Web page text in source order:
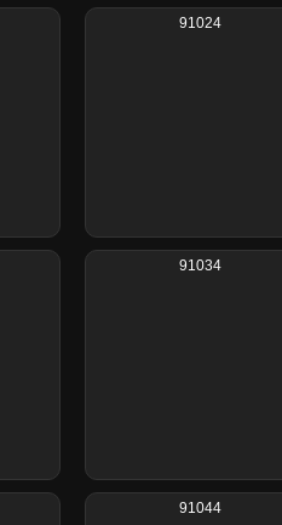
91024
91034
91044